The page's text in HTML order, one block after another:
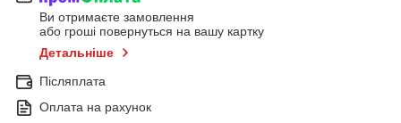
Ви отримаєте замовлення
або гроші повернуться на вашу картку
Детальніше
Післяплата
Оплата на рахунок